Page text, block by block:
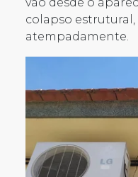
colapso
atempadamente.